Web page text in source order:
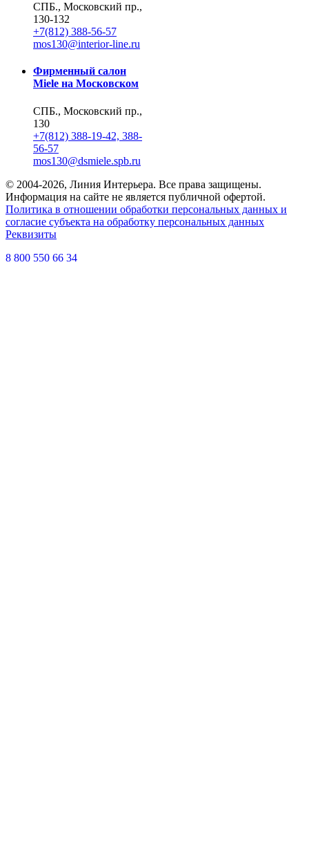
СПБ., Московский пр.,
130-132
+7(812) 388-56-57
mos130@interior-line.ru
Фирменный салон
Miele на Московском
СПБ., Московский пр.,
130
+7(812) 388-19-42, 388-
56-57
mos130@dsmiele.spb.ru
© 2004-2026, Линия Интерьера. Все права защищены.
Информация на сайте не является публичной офертой.
Политика в отношении обработки персональных данных и
согласие субъекта на обработку персональных данных
Реквизиты
8 800 550 66 34